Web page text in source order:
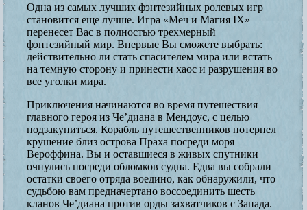
Одна из самых лучших фэнтезийных ролевых игр
становится еще лучше. Игра «Меч и Магия IX»
перенесет Вас в полностью трехмерный
фэнтезийный мир. Впервые Вы сможете выбрать:
действительно ли стать спасителем мира или встать
на темную сторону и принести хаос и разрушения во
все уголки мира.
Приключения начинаются во время путешествия
главного героя из Че’диана в Мендоус, с целью
подзакупиться. Корабль путешественников потерпел
крушение близ острова Праха посреди моря
Вероффина. Вы и оставшиеся в живых спутники
очнулись посреди обломков судна. Едва вы собрали
остатки своего отряда воедино, как обнаружили, что
судьбою вам предначертано воссоединить шесть
кланов Че’диана против орды захватчиков с Запада.